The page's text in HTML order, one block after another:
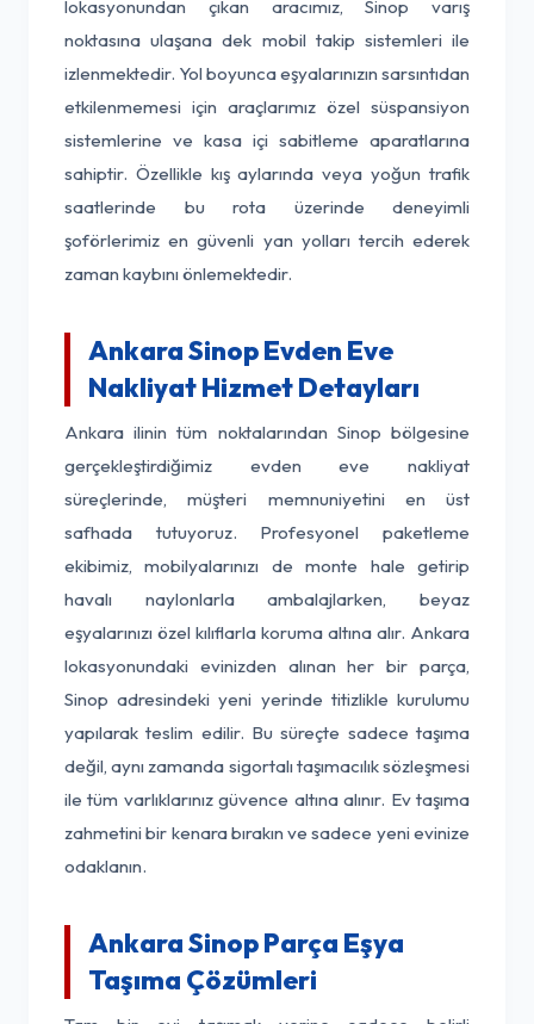
lokasyonundan çıkan aracımız, Sinop varış
noktasına ulaşana dek mobil takip sistemleri ile
izlenmektedir. Yol boyunca eşyalarınızın sarsıntıdan
etkilenmemesi için araçlarımız özel süspansiyon
sistemlerine ve kasa içi sabitleme aparatlarına
sahiptir. Özellikle kış aylarında veya yoğun trafik
saatlerinde bu rota üzerinde deneyimli
şoförlerimiz en güvenli yan yolları tercih ederek
zaman kaybını önlemektedir.
Ankara Sinop Evden Eve
Nakliyat Hizmet Detayları
Ankara ilinin tüm noktalarından Sinop bölgesine
gerçekleştirdiğimiz evden eve nakliyat
süreçlerinde, müşteri memnuniyetini en üst
safhada tutuyoruz. Profesyonel paketleme
ekibimiz, mobilyalarınızı de monte hale getirip
havalı naylonlarla ambalajlarken, beyaz
eşyalarınızı özel kılıflarla koruma altına alır. Ankara
lokasyonundaki evinizden alınan her bir parça,
Sinop adresindeki yeni yerinde titizlikle kurulumu
yapılarak teslim edilir. Bu süreçte sadece taşıma
değil, aynı zamanda sigortalı taşımacılık sözleşmesi
ile tüm varlıklarınız güvence altına alınır. Ev taşıma
zahmetini bir kenara bırakın ve sadece yeni evinize
odaklanın.
Ankara Sinop Parça Eşya
Taşıma Çözümleri